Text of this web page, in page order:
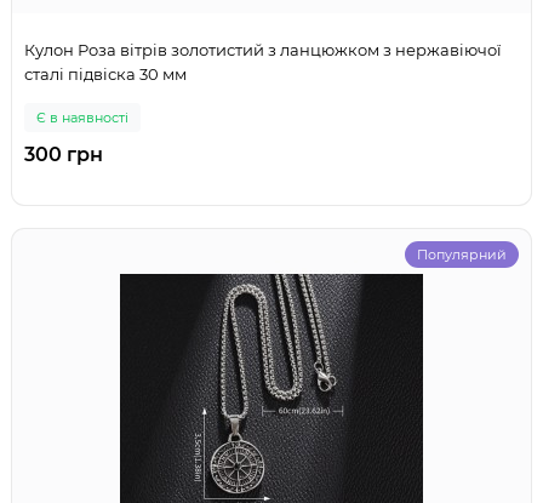
Кулон Роза вітрів золотистий з ланцюжком з нержавіючої
сталі підвіска 30 мм
Є в наявності
300 грн
Популярний